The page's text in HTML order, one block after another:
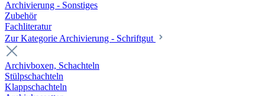
Archivierung - Sonstiges
Zubehör
Fachliteratur
Zur Kategorie Archivierung - Schriftgut
Archivboxen, Schachteln
Stülpschachteln
Klappschachteln